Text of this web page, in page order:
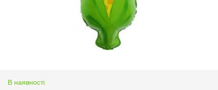
В наявності